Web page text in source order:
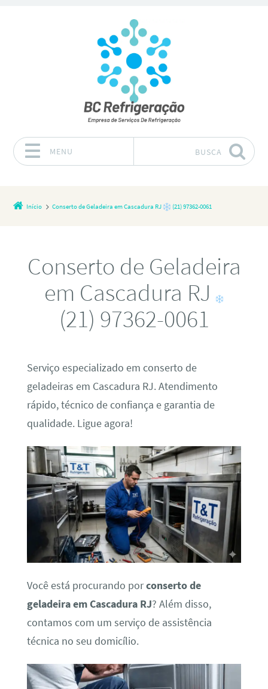
MENU BUSCA
Início Conserto de Geladeira em Cascadura RJ (21) 97362-0061
Conserto de Geladeira
em Cascadura RJ
(21) 97362-0061
Serviço especializado em conserto de
geladeiras em Cascadura RJ. Atendimento
rápido, técnico de confiança e garantia de
qualidade. Ligue agora!
Você está procurando porconserto de
geladeira em Cascadura RJ? Além disso,
contamos com um serviço de assistência
técnica no seu domicílio.